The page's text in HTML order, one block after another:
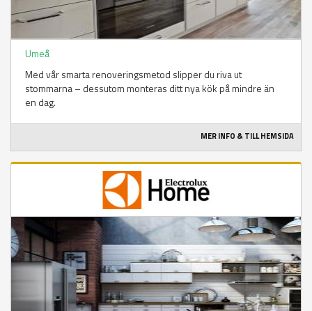
Umeå
Med vår smarta renoveringsmetod slipper du riva ut
stommarna – dessutom monteras ditt nya kök på mindre än
en dag.
MER INFO & TILL HEMSIDA